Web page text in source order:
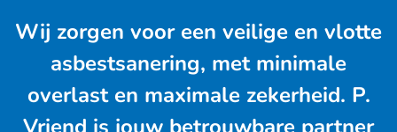
Wij zorgen voor een veilige en vlotte
asbestsanering, met minimale
overlast en maximale zekerheid. P.